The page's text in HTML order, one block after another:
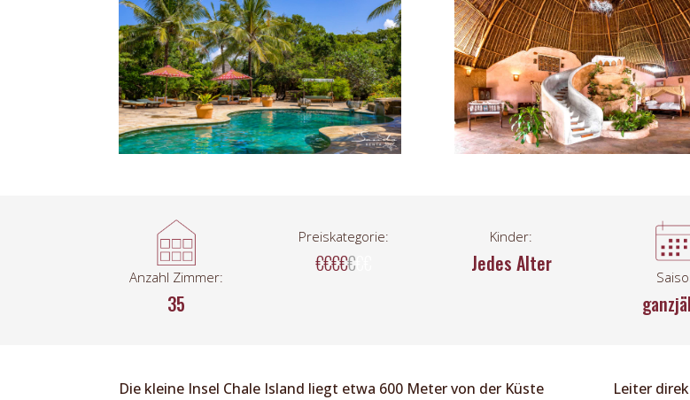
Anzahl Zimmer:
35
Preiskategorie:
€€€€€
Kinder:
Jedes Alter
Die kleine Insel Chale Island liegt etwa 600 Meter von der Küste
Leiter